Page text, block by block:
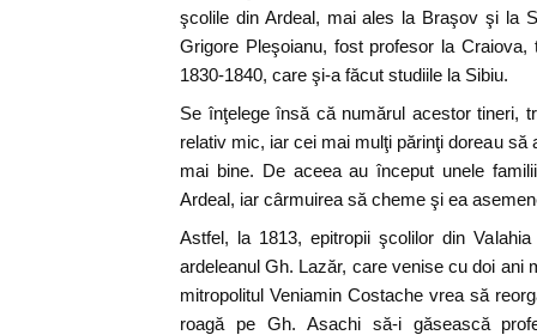
şcolile din Ardeal, mai ales la Braşov şi la
Grigore Pleşoianu, fost profesor la
1830-1840, care şi-a făcut studiile la Sibiu.
Se înţelege însă că numărul acestor tineri,
relativ mic, iar cei mai mulţi părinţi doreau să
mai bine. De aceea au început unele
Ardeal, iar cârmuirea să cheme şi ea
Astfel, la 1813, epitropii şcolilor din
ardeleanul Gh. Lazăr, care venise cu doi ani
mitropolitul Veniamin Costache vrea să
roagă pe Gh. Asachi să-i găsească